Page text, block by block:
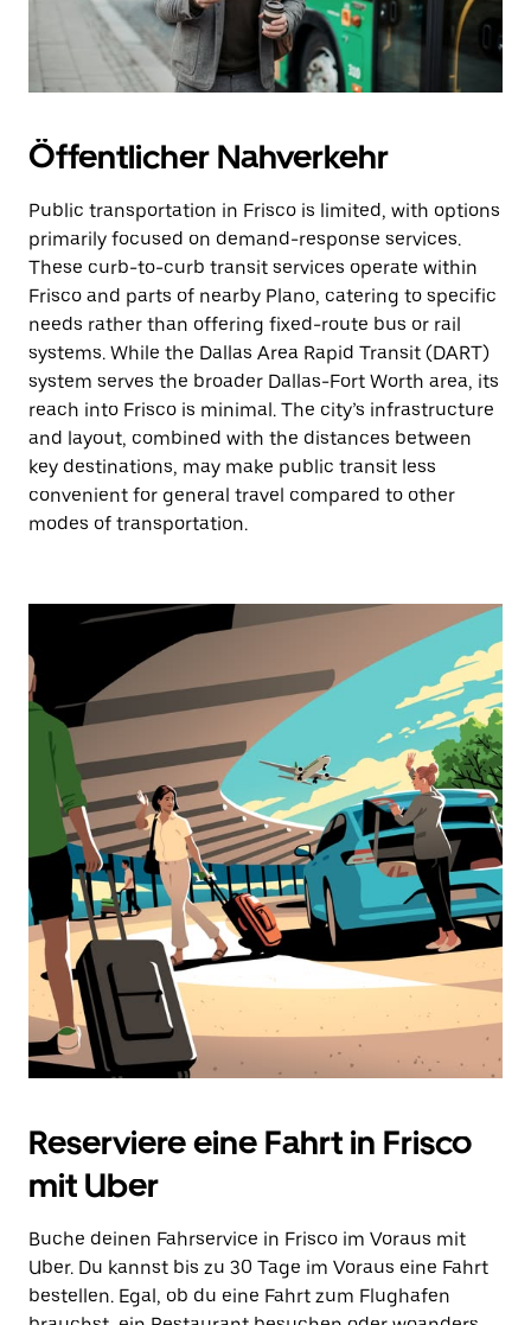
Öffentlicher Nahverkehr
Public transportation in Frisco is limited, with options
primarily focused on demand-response services.
These curb-to-curb transit services operate within
Frisco and parts of nearby Plano, catering to specific
needs rather than offering fixed-route bus or rail
systems. While the Dallas Area Rapid Transit (DART)
system serves the broader Dallas-Fort Worth area, its
reach into Frisco is minimal. The city’s infrastructure
and layout, combined with the distances between
key destinations, may make public transit less
convenient for general travel compared to other
modes of transportation.
Reserviere eine Fahrt in Frisco
mit Uber
Buche deinen Fahrservice in Frisco im Voraus mit
Uber. Du kannst bis zu 30 Tage im Voraus eine Fahrt
bestellen. Egal, ob du eine Fahrt zum Flughafen